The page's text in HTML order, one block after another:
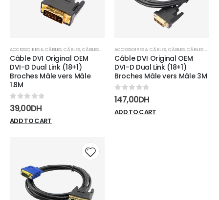
ACCESSOIRES & CÂBLES,CÂBLES,CÂBLES DVI
Câble DVI Original OEM
DVI-D Dual Link (18+1)
Broches Mâle vers Mâle
1.8M
0sur 5
39,00DH
ADD TO CART
ACCESSOIRES & CÂBLES,CÂBLES,CÂBLES DVI
Câble DVI Original OEM
DVI-D Dual Link (18+1)
Broches Mâle vers Mâle 3M
0 sur 5
147,00DH
ADD TO CART
Add to
wishlist